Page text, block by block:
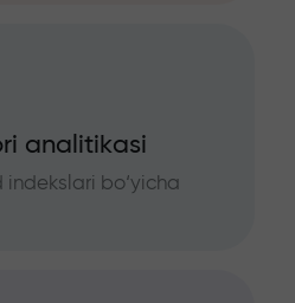
analitikasi
bo‘yicha